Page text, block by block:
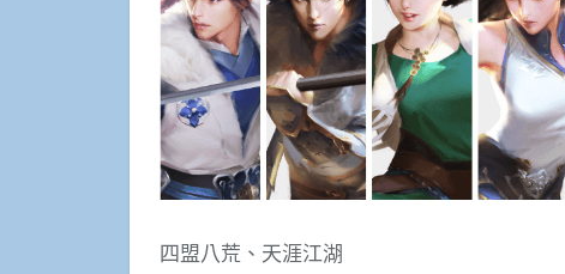
四盟八荒、天涯江湖